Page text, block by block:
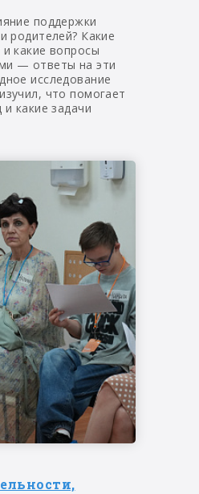
поддержки
родителей? Какие
какие вопросы
— ответы на эти
исследование
что помогает
какие задачи